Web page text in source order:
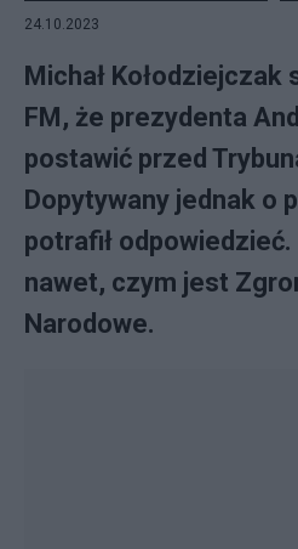
24.10.2023
Michał Kołodziejczak
FM, że prezydenta
postawić przed
Dopytywany jednak o
potrafił odpowiedzieć.
nawet, czym jest
Narodowe.